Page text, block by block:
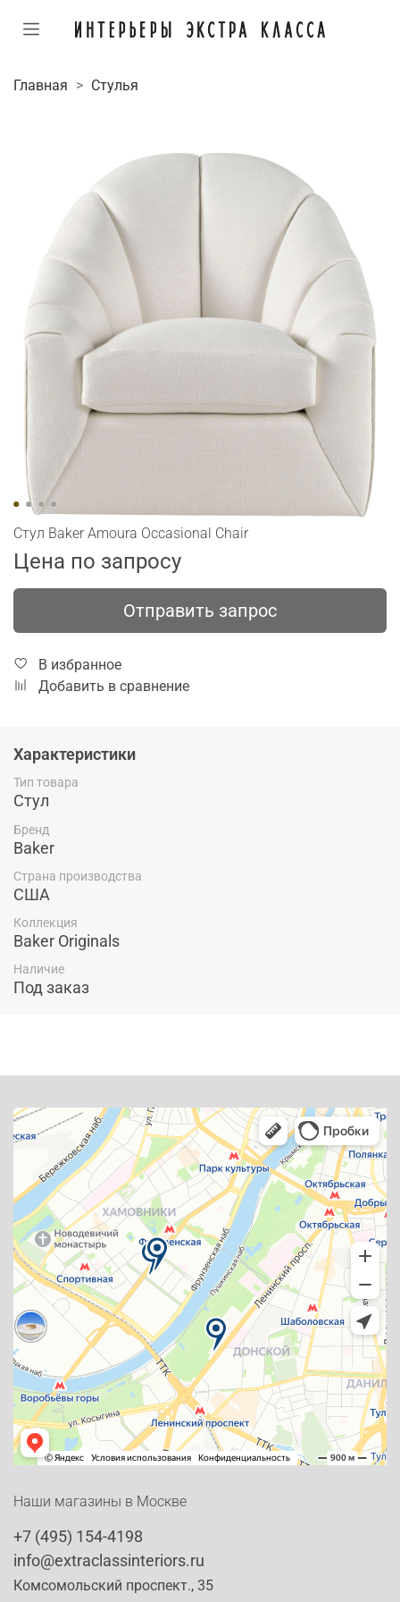
Главная Стулья
Стул Baker Amoura Occasional Chair
Цена по запросу
Отправить запрос
В избранное
Добавить в сравнение
Характеристики
Тип товара
Стул
Бренд
Baker
Страна производства
США
Коллекция
Baker Originals
Наличие
Под заказ
Наши магазины в Москве
+7 (495) 154-4198
info@extraclassinteriors.ru
Комсомольский проспект., 35